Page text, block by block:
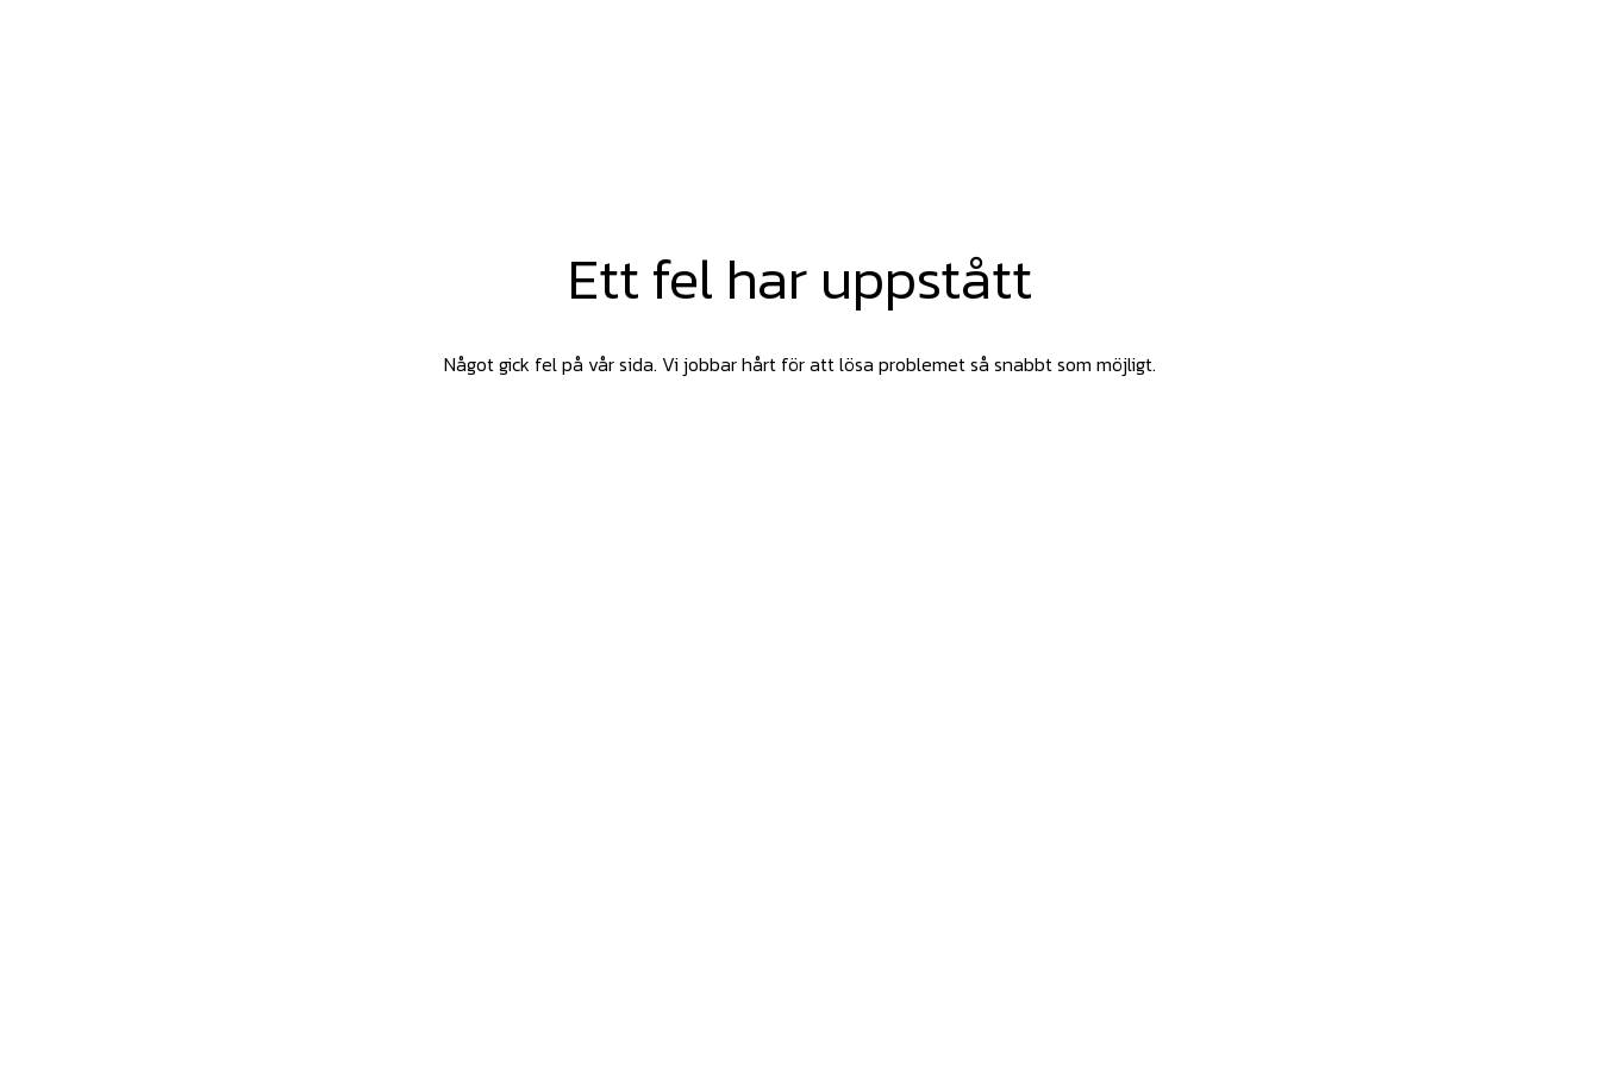
Ett fel har uppstått
Något gick fel på vår sida. Vi jobbar hårt för att lösa problemet så snabbt som möjligt.